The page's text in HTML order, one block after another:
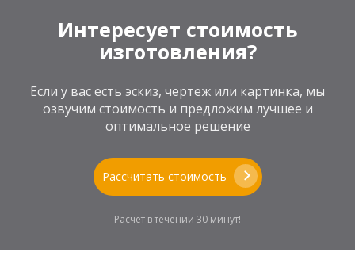
Интересует стоимость
изготовления?
Если у вас есть эскиз, чертеж или картинка, мы
озвучим стоимость и предложим лучшее и
оптимальное решение
Рассчитать стоимость
Расчет в течении 30 минут!